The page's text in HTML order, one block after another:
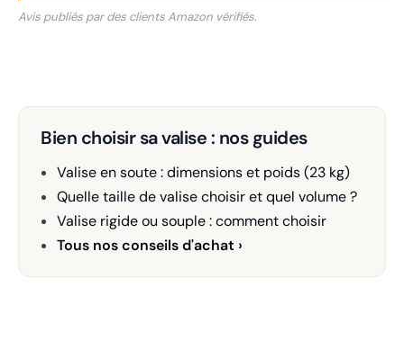
Avis publiés par des clients Amazon vérifiés.
Bien choisir sa valise : nos guides
Valise en soute : dimensions et poids (23 kg)
Quelle taille de valise choisir et quel volume ?
Valise rigide ou souple : comment choisir
Tous nos conseils d'achat ›